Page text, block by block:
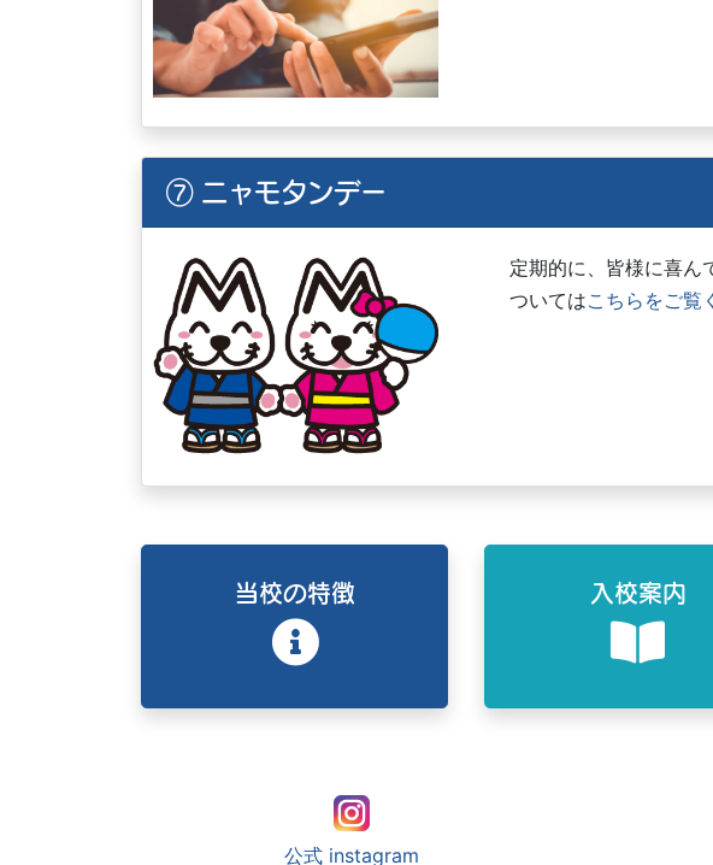
⑦ ニャモタンデー
定期的に、皆様に喜ん
ついてはこちらをご覧
当校の特徴 入校案内
公式 instagram